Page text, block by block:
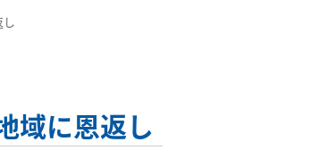
し
域に恩返し